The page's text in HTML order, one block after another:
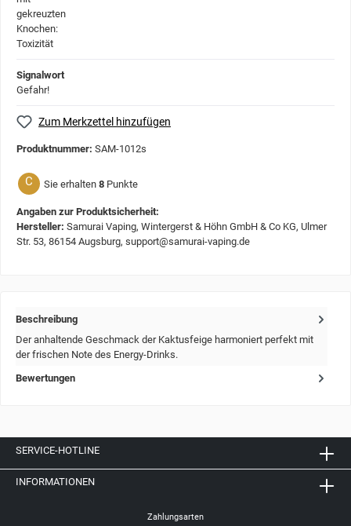
Signalwort
Gefahr!
Zum Merkzettel hinzufügen
Produktnummer: SAM-1012s
C Sie erhalten 8 Punkte
Angaben zur Produktsicherheit:
Hersteller: Samurai Vaping, Wintergerst & Höhn GmbH & Co KG, Ulmer
Str. 53, 86154 Augsburg, support@samurai-vaping.de
Beschreibung
Der anhaltende Geschmack der Kaktusfeige harmoniert perfekt mit
der frischen Note des Energy-Drinks.
Bewertungen
SERVICE-HOTLINE
INFORMATIONEN
Zahlungsarten